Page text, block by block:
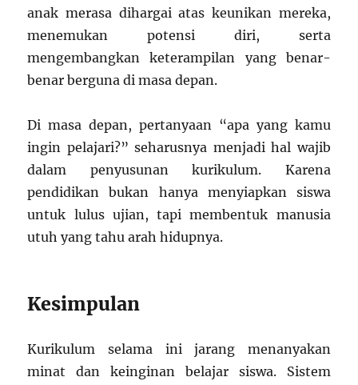
anak merasa dihargai atas keunikan mereka,
menemukan potensi diri, serta
mengembangkan keterampilan yang benar-
benar berguna di masa depan.
Di masa depan, pertanyaan “apa yang kamu
ingin pelajari?” seharusnya menjadi hal wajib
dalam penyusunan kurikulum. Karena
pendidikan bukan hanya menyiapkan siswa
untuk lulus ujian, tapi membentuk manusia
utuh yang tahu arah hidupnya.
Kesimpulan
Kurikulum selama ini jarang menanyakan
minat dan keinginan belajar siswa. Sistem